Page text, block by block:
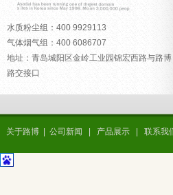
水质粉尘组：400 9929113
气体烟气组：400 6086707
地址：青岛城阳区金岭工业园锦宏西路与路博
路交接口
关于路博 公司新闻 产品展示 联系我